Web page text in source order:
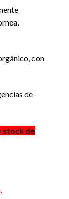
con
de
stock de